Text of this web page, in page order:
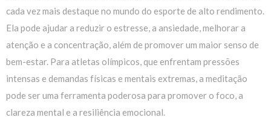
cada vez mais destaque no mundo do esporte de alto rendimento.
Ela pode ajudar a reduzir o estresse, a ansiedade, melhorar a
atenção e a concentração, além de promover um maior senso de
bem-estar. Para atletas olímpicos, que enfrentam pressões
intensas e demandas físicas e mentais extremas, a meditação
pode ser uma ferramenta poderosa para promover o foco, a
clareza mental e a resiliência emocional.